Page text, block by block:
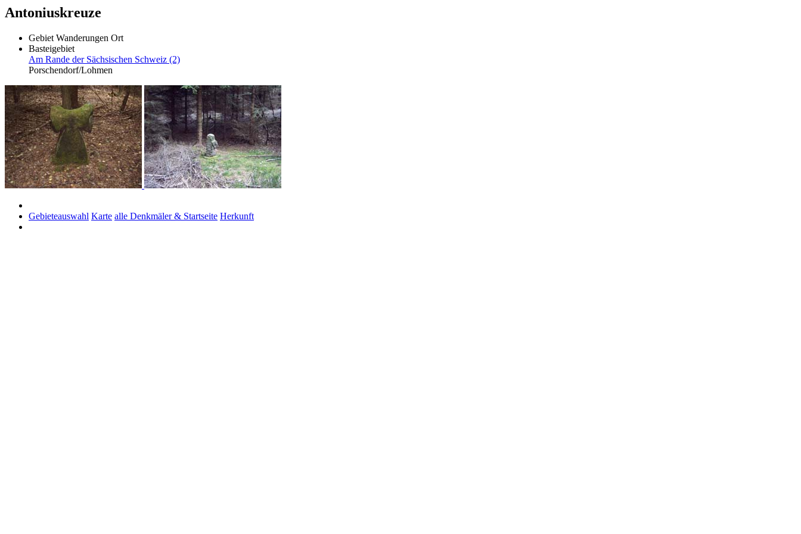
Antoniuskreuze
Gebiet Wanderungen Ort
Basteigebiet
Am Rande der Sächsischen Schweiz (2)
Porschendorf/Lohmen
Gebieteauswahl Karte alle Denkmäler & Startseite Herkunft